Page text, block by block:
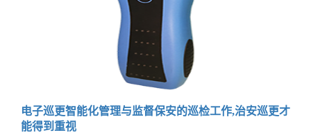
电子巡更智能化管理与监督保安的巡检工作,治安巡更才
能得到重视